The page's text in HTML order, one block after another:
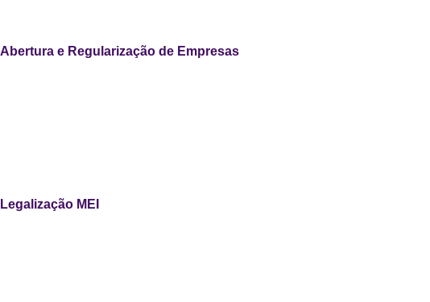
Abertura e Regularização de Empresas
Legalização MEI